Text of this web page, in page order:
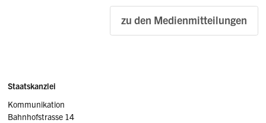
zu den Medienmitteilungen
Sidebar
Adresse
Staatskanzlei
Kommunikation
Bahnhofstrasse 14